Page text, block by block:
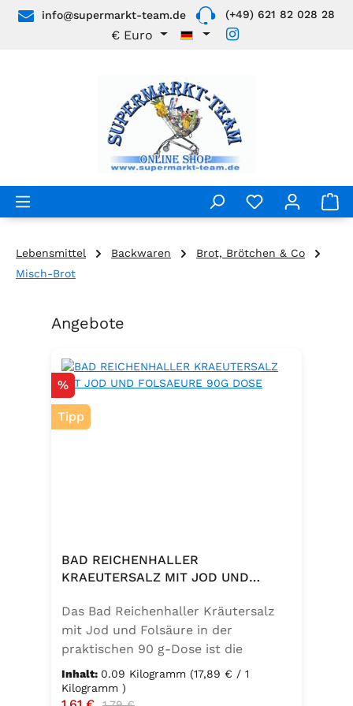
Zum Hauptinhalt springen
info@supermarkt-team.de (+49) 621 82 028 28
€ Euro
Lebensmittel Backwaren
Brot, Brötchen & Co
Misch-Brot
Produktgalerie überspringen
Angebote
Rabatt
%
Tipp
BAD REICHENHALLER
KRAEUTERSALZ MIT JOD UND
Das Bad Reichenhaller Kräutersalz
mit Jod und Folsäure in der
praktischen 90 g-Dose ist die
aromatische Würzmischung für eine
bewusste Ernährung. Fein
Inhalt: 0.09 Kilogramm (17,89 € / 1
Kilogramm )
Verkaufspreis:
Regulärer Preis: